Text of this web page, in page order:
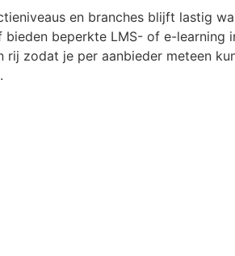
en branches blijft lastig
beperkte LMS- of e-
rij zodat je per aanbieder meteen